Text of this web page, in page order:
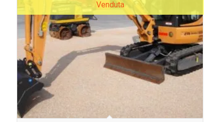
Venduta